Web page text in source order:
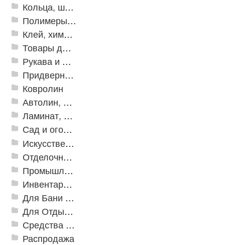
Кольца, шайбы, манжеты
Полимеры и пластики
Клей, химия, сопутствующие товары
Товары для дома
Рукава и шланги промышленные
Придверные решетки
Ковролин
Автолин, Транслин, Линолеум
Ламинат, Кварцвиниловая плитка SPC
Сад и огород
Искусственная трава
Отделочные профили
Промышленный текстиль
Инвентарь для клининга
Для Бани и Сауны
Для Отдыха и Пикника
Средства от насекомых и садовых вредителей
Распродажа